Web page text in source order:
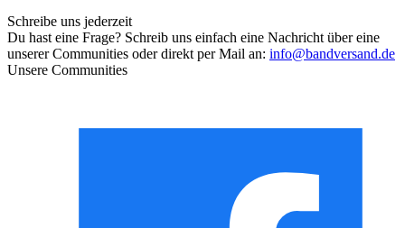
Schreibe uns jederzeit
Du hast eine Frage? Schreib uns einfach eine Nachricht über eine
unserer Communities oder direkt per Mail an: info@bandversand.de
Unsere Communities